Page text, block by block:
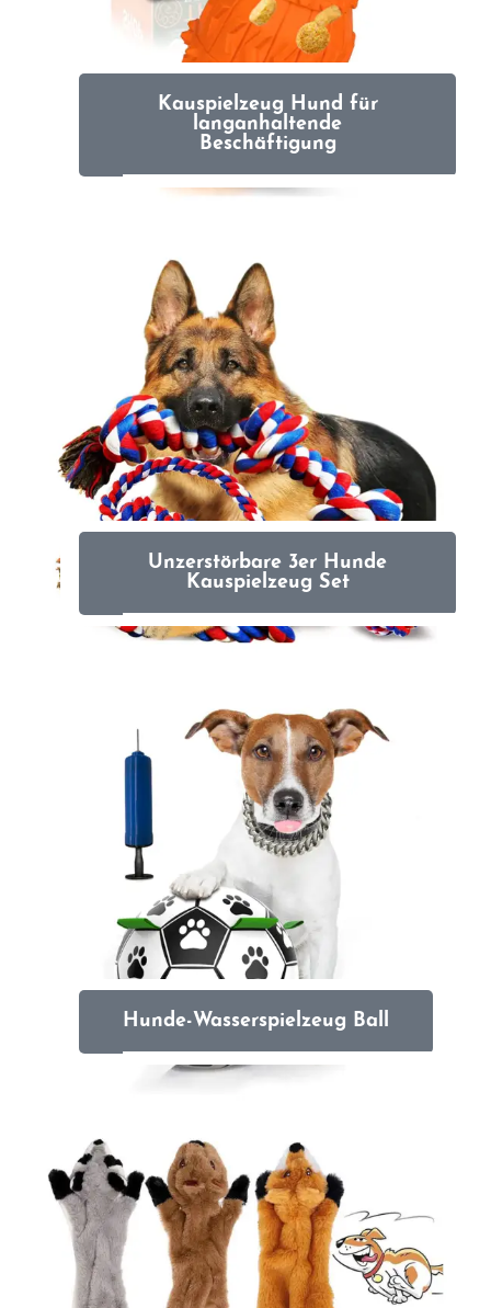
Kauspielzeug Hund für
langanhaltende
Beschäftigung
Unzerstörbare 3er Hunde
Kauspielzeug Set
Hunde-Wasserspielzeug Ball